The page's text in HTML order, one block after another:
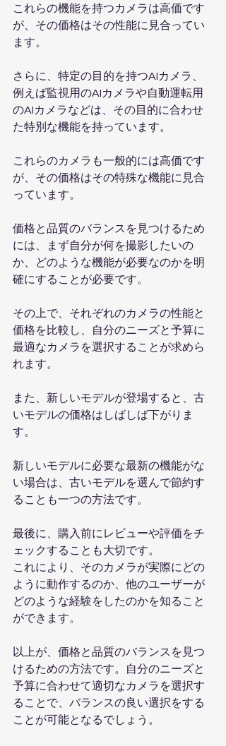
これらの機能を持つカメラは高価です
が、その価格はその性能に見合ってい
ます。
さらに、特定の目的を持つAIカメラ、
例えば監視用のAIカメラや自動運転用
のAIカメラなどは、その目的に合わせ
た特別な機能を持っています。
これらのカメラも一般的には高価です
が、その価格はその特殊な機能に見合
っています。
価格と品質のバランスを見つけるため
には、まず自分が何を撮影したいの
か、どのような機能が必要なのかを明
確にすることが必要です。
その上で、それぞれのカメラの性能と
価格を比較し、自分のニーズと予算に
最適なカメラを選択することが求めら
れます。
また、新しいモデルが登場すると、古
いモデルの価格はしばしば下がりま
す。
新しいモデルに必要な最新の機能がな
い場合は、古いモデルを選んで節約す
ることも一つの方法です。
最後に、購入前にレビューや評価をチ
ェックすることも大切です。
これにより、そのカメラが実際にどの
ように動作するのか、他のユーザーが
どのような経験をしたのかを知ること
ができます。
以上が、価格と品質のバランスを見つ
けるための方法です。自分のニーズと
予算に合わせて適切なカメラを選択す
ることで、バランスの良い選択をする
ことが可能となるでしょう。